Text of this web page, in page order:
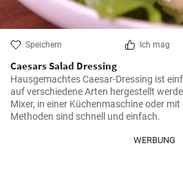
Speichern Ich mag
Caesars Salad Dressing
Hausgemachtes Caesar-Dressing ist
auf verschiedene Arten hergestellt
Mixer, in einer Küchenmaschine oder
Methoden sind schnell und einfach.
WERBUNG